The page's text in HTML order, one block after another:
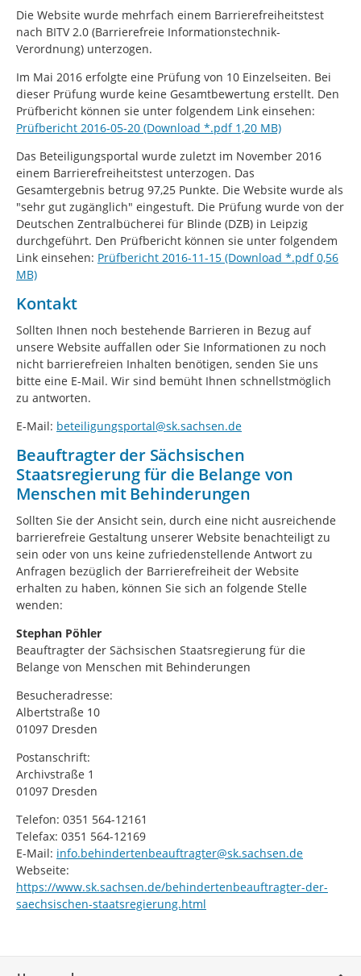
Die Website wurde mehrfach einem Barrierefreiheitstest
nach BITV 2.0 (Barrierefreie Informationstechnik-
Verordnung) unterzogen.
Im Mai 2016 erfolgte eine Prüfung von 10 Einzelseiten. Bei
dieser Prüfung wurde keine Gesamtbewertung erstellt. Den
Prüfbericht können sie unter folgendem Link einsehen:
Prüfbericht 2016-05-20 (Download *.pdf 1,20 MB)
Das Beteiligungsportal wurde zuletzt im November 2016
einem Barrierefreiheitstest unterzogen. Das
Gesamtergebnis betrug 97,25 Punkte. Die Website wurde als
"sehr gut zugänglich" eingestuft. Die Prüfung wurde von der
Deutschen Zentralbücherei für Blinde (DZB) in Leipzig
durchgeführt. Den Prüfbericht können sie unter folgendem
Link einsehen: Prüfbericht 2016-11-15 (Download *.pdf 0,56
MB)
Kontakt
Sollten Ihnen noch bestehende Barrieren in Bezug auf
unsere Website auffallen oder Sie Informationen zu noch
nicht barrierefreien Inhalten benötigen, senden Sie uns
bitte eine E-Mail. Wir sind bemüht Ihnen schnellstmöglich
zu antworten.
E-Mail: beteiligungsportal@sk.sachsen.de
Beauftragter der Sächsischen
Staatsregierung für die Belange von
Menschen mit Behinderungen
Sollten Sie der Ansicht sein, durch eine nicht ausreichende
barrierefreie Gestaltung unserer Website benachteiligt zu
sein oder von uns keine zufriedenstellende Antwort zu
Anfragen bezüglich der Barrierefreiheit der Website
erhalten zu haben, können Sie sich an folgende Stelle
wenden:
Stephan Pöhler
Beauftragter der Sächsischen Staatsregierung für die
Belange von Menschen mit Behinderungen
Besucheradresse:
Albertstraße 10
01097 Dresden
Postanschrift:
Archivstraße 1
01097 Dresden
Telefon: 0351 564-12161
Telefax: 0351 564-12169
E-Mail: info.behindertenbeauftragter@sk.sachsen.de
Webseite:
https://www.sk.sachsen.de/behindertenbeauftragter-der-
saechsischen-staatsregierung.html